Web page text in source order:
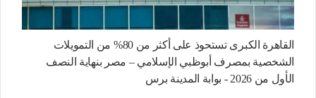
القاهرة الكبرى تستحوذ على أكثر من 80% من التمويلات
الشخصية بمصرف أبوظبي الإسلامي – مصر بنهاية النصف
الأول من 2026 - بوابة المدينة برس